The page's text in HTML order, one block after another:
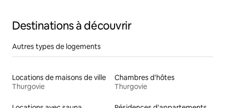
Destinations à découvrir
Autres types de logements
Locations de maisons de ville
Thurgovie
Chambres d'hôtes
Thurgovie